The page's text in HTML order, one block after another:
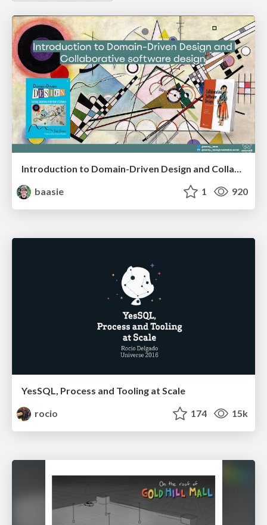
baasie
1 920
YesSQL, Process and Tooling at Scale
rocio
174 15k